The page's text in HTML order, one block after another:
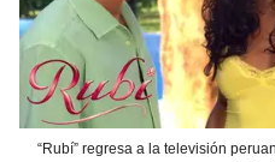
“Rubí” regresa a la televisión